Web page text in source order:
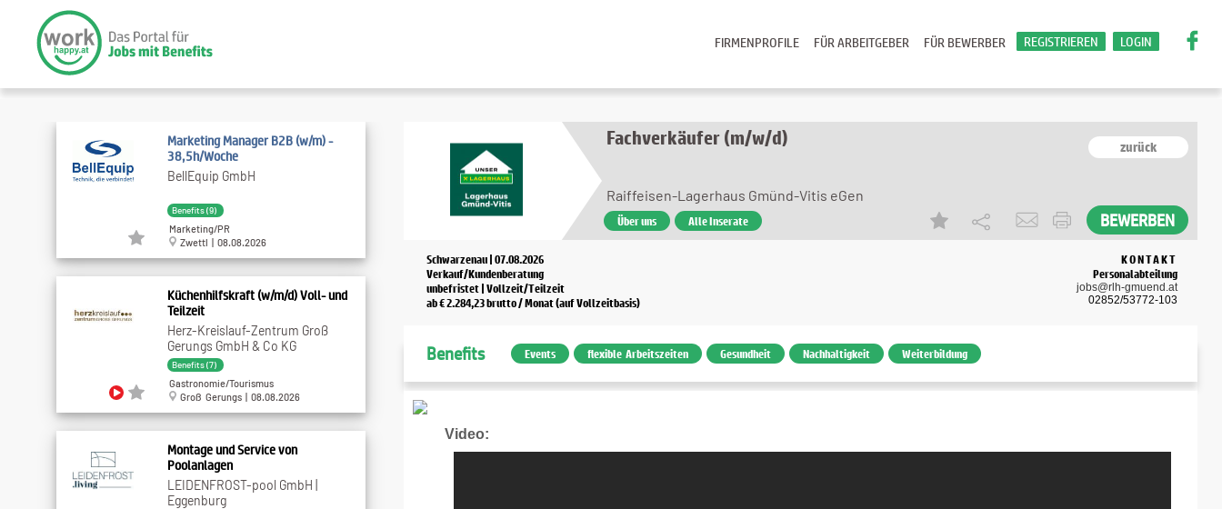
LOGIN
REGISTRIEREN
FÜR BEWERBER
FÜR ARBEITGEBER
FIRMENPROFILE
Fachverkäufer (m/w/d) zurück
Raiffeisen-Lagerhaus Gmünd-Vitis eGen
Über uns Alle Inserate
Schwarzenau | 07.08.2026
Verkauf/Kundenberatung
unbefristet | Vollzeit/Teilzeit
ab € 2.284,23 brutto / Monat (auf Vollzeitbasis)
KONTAKT
Personalabteilung
jobs@rlh-gmuend.at
02852/53772-103
Benefits Events flexible Arbeitszeiten Gesundheit Nachhaltigkeit Weiterbildung
Video:
Marketing Manager B2B (w/m) -
38,5h/Woche
BellEquip GmbH
Benefits (9)
Marketing/PR
Zwettl | 08.08.2026
Küchenhilfskraft (w/m/d) Voll- und
Teilzeit
Herz-Kreislauf-Zentrum Groß
Gerungs GmbH & Co KG
Benefits (7)
Gastronomie/Tourismus
Groß Gerungs | 08.08.2026
Montage und Service von
Poolanlagen
LEIDENFROST-pool GmbH |
Eggenburg